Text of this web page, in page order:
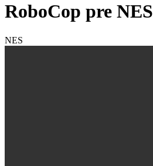
RoboCop pre NES
NES